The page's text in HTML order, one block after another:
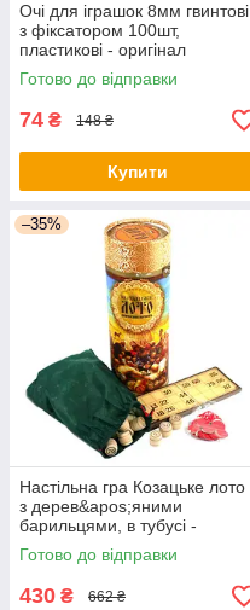
Очі для іграшок 8мм гвинтові
з фіксатором 100шт,
пластикові - оригінал
Готово до відправки
74 ₴ 148 ₴
Купити
–35%
Настільна гра Козацьке лото
з дерев&apos;яними
барильцями, в тубусі -
оригінал
Готово до відправки
430 ₴ 662 ₴